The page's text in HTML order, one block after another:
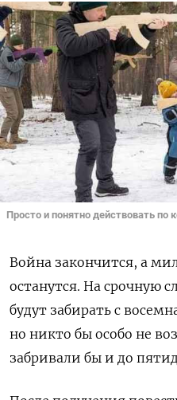
Просто и понятно действовать по
Война закончится, а
останутся. На срочную
будут забирать с
но никто бы особо не
забривали бы и до